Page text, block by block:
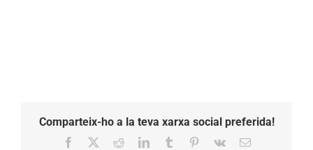
Comparteix-ho a la teva xarxa social preferida!
Facebook RedditLinkedInTumblr Pinterest
Vk Email: